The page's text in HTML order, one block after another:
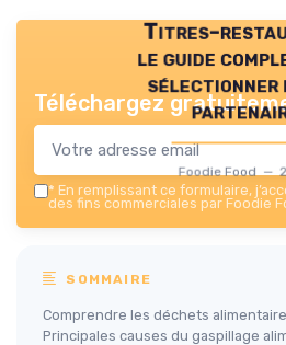
Titres-
le guide
sélectionner
Foodie Food —
Téléchargez
* En remplissant ce formulaire,
des fins commerciales par Foodie
SOMMAIRE
Comprendre les déchets
Principales causes du gaspillage